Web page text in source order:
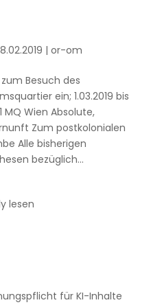
| or-om
Besuch des
ein; 1.03.2019 bis
MQ Wien Absolute,
Zum postkolonialen
Alle bisherigen
bezüglich...
lesen
für KI-Inhalte